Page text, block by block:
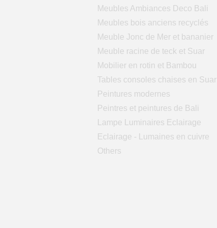
Meubles Ambiances Deco Bali
Meubles bois anciens recyclés
Meuble Jonc de Mer et bananier
Meuble racine de teck et Suar
Mobilier en rotin et Bambou
Tables consoles chaises en Suar
Peintures modernes
Peintres et peintures de Bali
Lampe Luminaires Eclairage
Eclairage - Lumaines en cuivre
Others